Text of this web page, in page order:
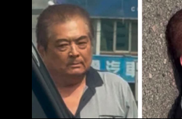
市某國中5日發生一起嚴重校園
的代理老師，在上生物課時因
走動，她隨即出聲制止，結果
斷掃把攻擊，接著再度刺向女
是尖銳物品攻擊眼球，女老師當
重，甚至恐有失明之虞，對此
將全力提供必要協助，並將學